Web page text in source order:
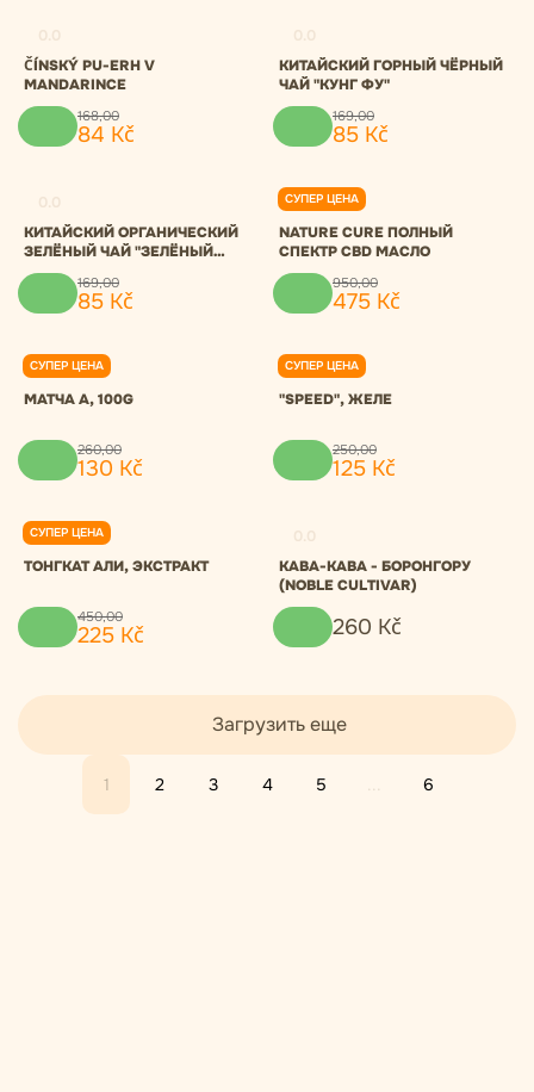
ČÍNSKÝ PU-ERH V
MANDARINCE
168,00
84 Kč
КИТАЙСКИЙ ГОРНЫЙ ЧЁРНЫЙ
ЧАЙ "КУНГ ФУ"
169,00
85 Kč
КИТАЙСКИЙ ОРГАНИЧЕСКИЙ
ЗЕЛЁНЫЙ ЧАЙ "ЗЕЛЁНЫЙ
ТУМАН"
169,00
85 Kč
СУПЕР ЦЕНА
0.0
NATURE CURE ПОЛНЫЙ
СПЕКТР CBD МАСЛО
950,00
475 Kč
СУПЕР ЦЕНА
0.0
МАТЧА A, 100G
260,00
130 Kč
СУПЕР ЦЕНА
0.0
"SPEED", ЖЕЛЕ
250,00
125 Kč
СУПЕР ЦЕНА
0.0
ТОНГКАТ АЛИ, ЭКСТРАКТ
450,00
225 Kč
КАВА-КАВА - БОРОНГОРУ
(NOBLE CULTIVAR)
260 Kč
1 2 3 4 5 ... 6
Загрузить еще